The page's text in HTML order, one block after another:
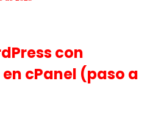
con
cPanel (paso a